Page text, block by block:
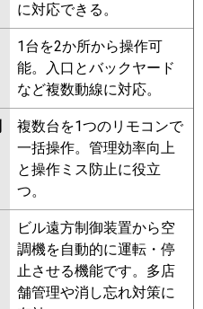
に対応できる。
1台を2か所から操作可
能。入口とバックヤード
など複数動線に対応。
複数台を1つのリモコンで
一括操作。管理効率向上
と操作ミス防止に役立
つ。
ビル遠方制御装置から空
調機を自動的に運転・停
止させる機能です。多店
舗管理や消し忘れ対策に